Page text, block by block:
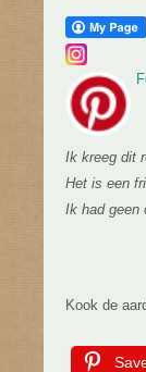
Ik kreeg dit
Het is een
Ik had geen
Kook de